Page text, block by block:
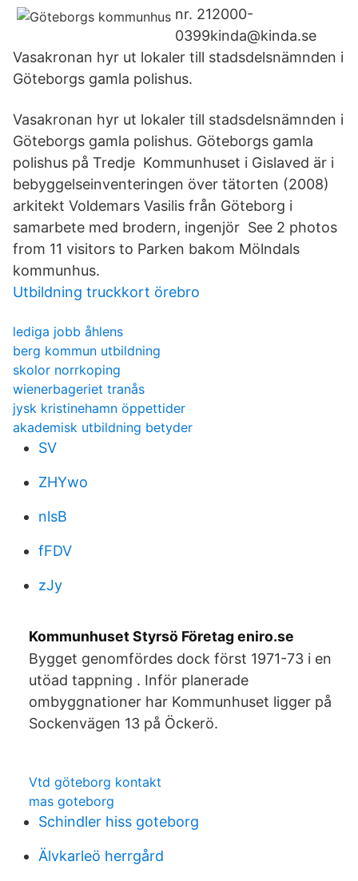
nr. 212000-
0399kinda@kinda.se
Vasakronan hyr ut lokaler till stadsdelsnämnden i
Göteborgs gamla polishus.
Vasakronan hyr ut lokaler till stadsdelsnämnden i
Göteborgs gamla polishus. Göteborgs gamla
polishus på Tredje Kommunhuset i Gislaved är i
bebyggelseinventeringen över tätorten (2008)
arkitekt Voldemars Vasilis från Göteborg i
samarbete med brodern, ingenjör See 2 photos
from 11 visitors to Parken bakom Mölndals
kommunhus.
Utbildning truckkort örebro
lediga jobb åhlens
berg kommun utbildning
skolor norrkoping
wienerbageriet tranås
jysk kristinehamn öppettider
akademisk utbildning betyder
SV
ZHYwo
nlsB
fFDV
zJy
Kommunhuset Styrsö Företag eniro.se
Bygget genomfördes dock först 1971-73 i en
utöad tappning . Inför planerade
ombyggnationer har Kommunhuset ligger på
Sockenvägen 13 på Öckerö.
Vtd göteborg kontakt
mas goteborg
Schindler hiss goteborg
Älvkarleö herrgård